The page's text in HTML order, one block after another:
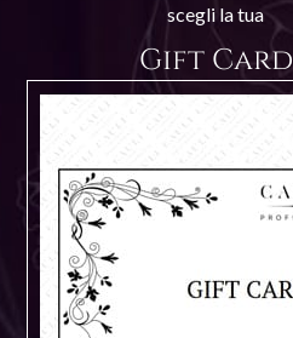
scegli la tua
Gift Card